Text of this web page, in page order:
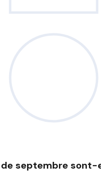
septembre sont-